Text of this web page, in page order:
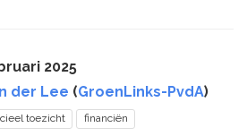
2025
der Lee (GroenLinks-PvdA)
toezicht financiën